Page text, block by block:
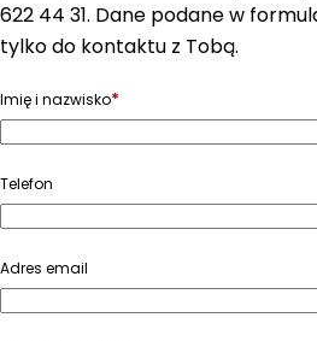
622 44 31. Dane podane w
tylko do kontaktu z Tobą.
Imię i nazwisko*
Telefon
Adres email